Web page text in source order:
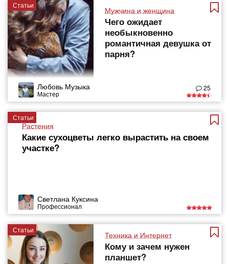
Статьи
Мужчина и женщина
Чего ожидает
необыкновенно
романтичная девушка от
парня?
Любовь Музыка
Мастер
25
Статьи
Растения
Какие сухоцветы легко вырастить на своем
участке?
Светлана Куксина
Профессионал
Статьи
Техника и Интернет
Кому и зачем нужен
планшет?